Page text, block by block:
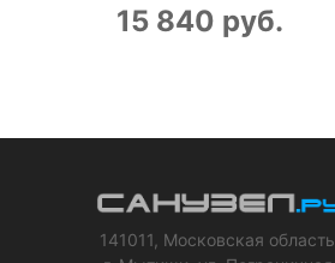
15 840 руб.
141011, Московская область,